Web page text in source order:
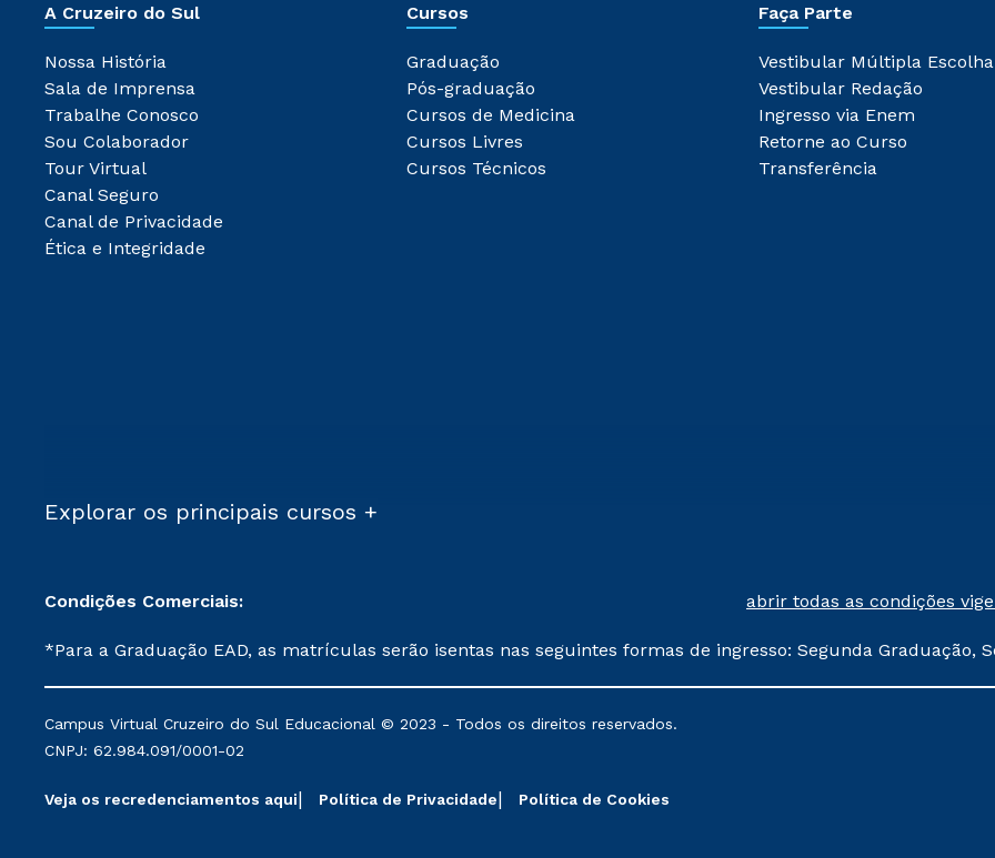
A Cruzeiro do Sul
Nossa História
Sala de Imprensa
Trabalhe Conosco
Sou Colaborador
Tour Virtual
Canal Seguro
Canal de Privacidade
Ética e Integridade
Cursos
Graduação
Pós-graduação
Cursos de Medicina
Cursos Livres
Cursos Técnicos
Faça Parte
Vestibular Múltipla Escolha
Vestibular Redação
Ingresso via Enem
Retorne ao Curso
Transferência
Explorar os principais cursos +
Condições Comerciais: abrir todas as condições
*Para a Graduação EAD, as matrículas serão isentas nas seguintes formas de ingresso: Segunda Graduação,
mantidos conforme negociação. Descontos institucionais poderão sofrer alterações nos períodos de
serviços.
Campus Virtual Cruzeiro do Sul Educacional © 2023 - Todos os direitos reservados.
CNPJ: 62.984.091/0001-02
Veja os recredenciamentos aqui Política de Privacidade Política de Cookies